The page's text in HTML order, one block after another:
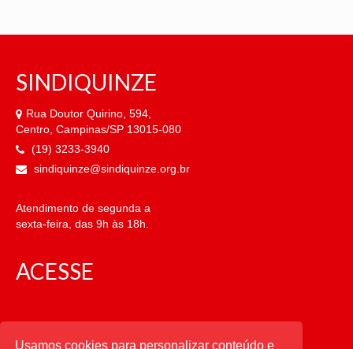
SINDIQUINZE
Rua Doutor Quirino, 594,
Centro, Campinas/SP 13015-080
(19) 3233-3940
sindiquinze@sindiquinze.org.br
Atendimento de segunda a
sexta-feira, das 9h às 18h.
ACESSE
CATEGORIAS
Usamos cookies para personalizar conteúdo e